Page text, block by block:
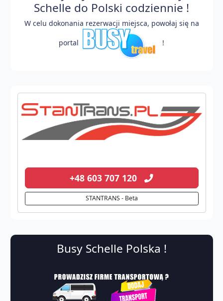
Schelle do Polski codziennie !
W celu dokonania rezerwacji miejsca, powołaj się na
portal !
+48 603 707 120
STANTRANS - Beta
Busy Schelle Polska !